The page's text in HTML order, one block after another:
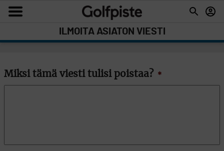
ILMOITA ASIATON VIESTI
Miksi tämä viesti tulisi poistaa? *